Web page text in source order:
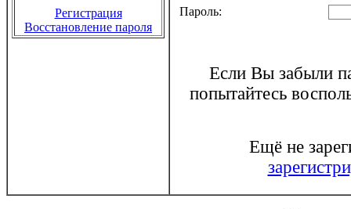
Регистрация
Восстановление пароля
Пароль:
Если Вы забыли
попытайтесь
Ещё не